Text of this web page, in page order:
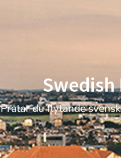
Swedish
Pratar du flytande